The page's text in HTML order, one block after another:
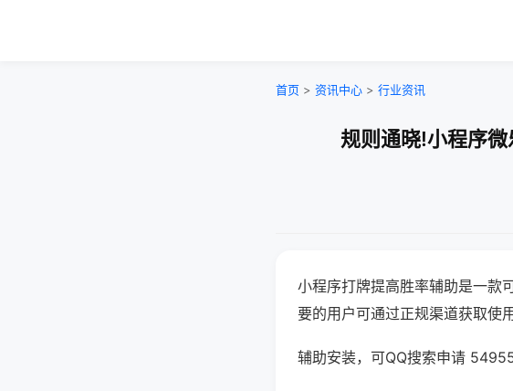
首页 > 资讯中心 > 行业资讯
规则通晓!小程序
小程序打牌提高胜率辅助是一款
要的用户可通过正规渠道获取使用
辅助安装，可QQ搜索申请